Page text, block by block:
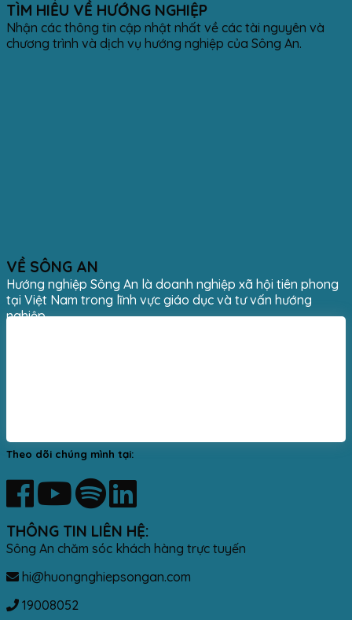
TÌM HIỂU VỀ HƯỚNG NGHIỆP
Nhận các thông tin cập nhật nhất về các tài nguyên và
chương trình và dịch vụ hướng nghiệp của Sông An.
VỀ SÔNG AN
Hướng nghiệp Sông An là doanh nghiệp xã hội tiên phong
tại Việt Nam trong lĩnh vực giáo dục và tư vấn hướng
nghiệp.
Theo dõi chúng mình tại:
THÔNG TIN LIÊN HỆ:
Sông An chăm sóc khách hàng trực tuyến
hi@huongnghiepsongan.com
19008052